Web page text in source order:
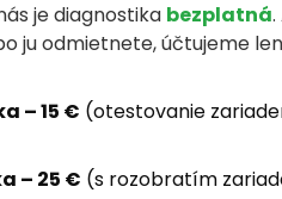
je diagnostika bezplatná
ju odmietnete, účtujeme
– 15 € (otestovanie
– 25 € (s rozobratím